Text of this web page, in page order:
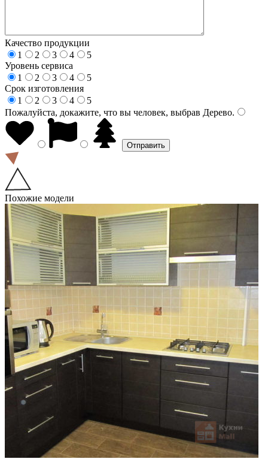
Качество продукции
1
2 3 4
5
Уровень сервиса
1
2 3 4
5
Срок изготовления
1
2 3 4
5
Пожалуйста, докажите, что вы человек, выбрав Дерево.
Похожие модели